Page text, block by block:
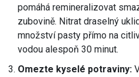
pomáhá remineralizovat
zubovině. Nitrat draselný
množství pasty přímo na
vodou alespoň 30 minut.
Omezte kyselé potraviny: